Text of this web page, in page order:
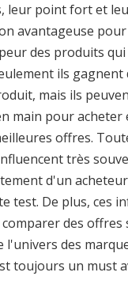
leur point fort et
avantageuse
des produits qui
ils gagnent
mais ils
main pour
offres.
très
d'un
test. De plus, ces
des offres
l'univers des
toujours un must